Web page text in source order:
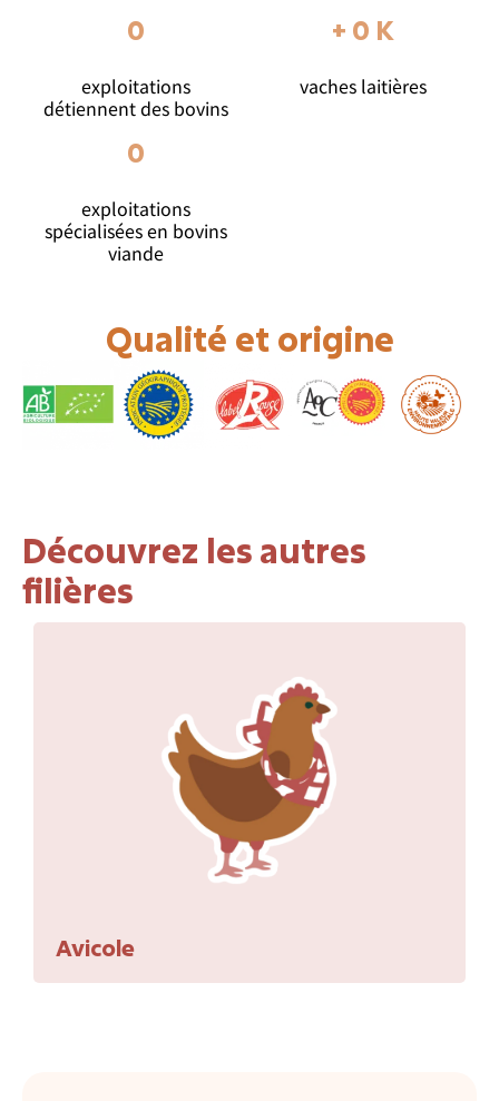
exploitations
détiennent des bovins
0
vaches laitières
+ 0 K
exploitations
spécialisées en bovins
viande
0
Qualité et origine
Découvrez les autres
filières
Avicole